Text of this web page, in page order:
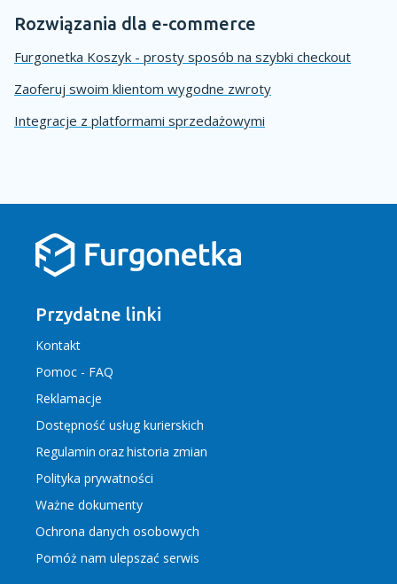
Rozwiązania dla e-commerce
Furgonetka Koszyk - prosty sposób na szybki checkout
Zaoferuj swoim klientom wygodne zwroty
Integracje z platformami sprzedażowymi
Przydatne linki
Kontakt
Pomoc - FAQ
Reklamacje
Dostępność usług kurierskich
Regulamin orazhistoria zmian
Polityka prywatności
Ważne dokumenty
Ochrona danych osobowych
Pomóż nam ulepszać serwis